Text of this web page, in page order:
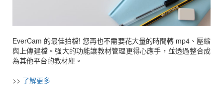
EverCam 的最佳拍檔! 您再也不需要花大量的時間轉 mp4、壓縮
與上傳建檔。強大的功能讓教材管理更得心應手，並透過整合成
為其他平台的教材庫。
>> 了解更多